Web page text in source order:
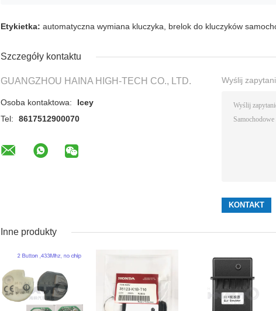
Etykietka: automatyczna wymiana kluczyka brelok do kluczyków
Szczegóły kontaktu
GUANGZHOU HAINA HIGH-TECH CO., LTD.
Osoba kontaktowa:
Icey
Tel:
8617512900070
Wyślij
Inne produkty